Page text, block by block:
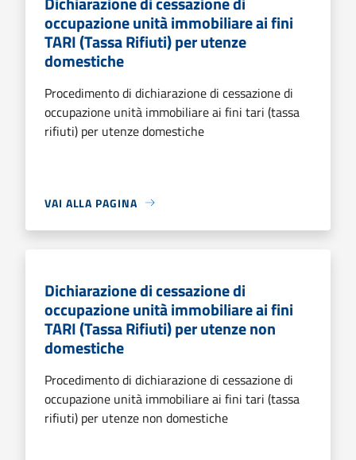
occupazione unità immobiliare ai fini
TARI (Tassa Rifiuti) per utenze
domestiche
Procedimento di dichiarazione di cessazione di
occupazione unità immobiliare ai fini tari (tassa
rifiuti) per utenze domestiche
VAI ALLA PAGINA
Dichiarazione di cessazione di
occupazione unità immobiliare ai fini
TARI (Tassa Rifiuti) per utenze non
domestiche
Procedimento di dichiarazione di cessazione di
occupazione unità immobiliare ai fini tari (tassa
rifiuti) per utenze non domestiche